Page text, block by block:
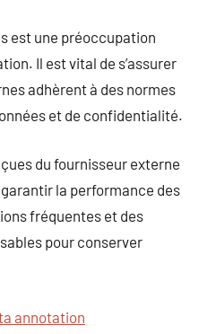
est une préoccupation
Il est vital de s’assurer
adhèrent à des normes
et de confidentialité.
du fournisseur externe
la performance des
fréquentes et des
pour conserver
annotation